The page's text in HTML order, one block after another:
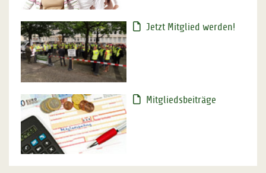
Jetzt Mitglied werden!
Mitgliedsbeiträge